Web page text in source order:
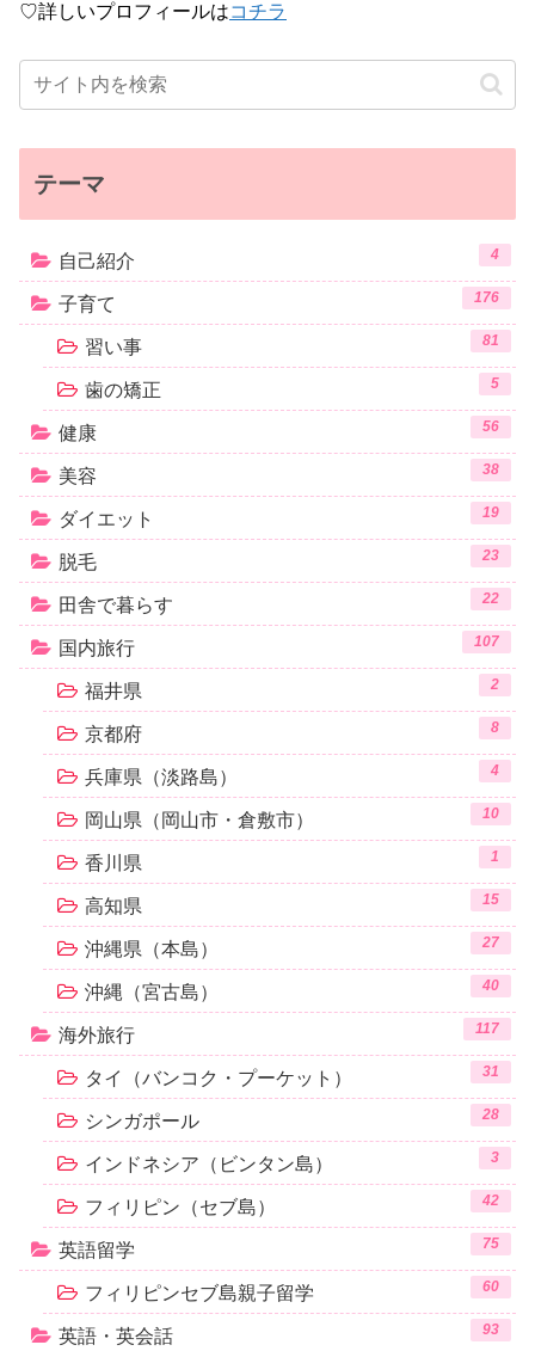
♡詳しいプロフィールはコチラ
テーマ
自己紹介 4
子育て 176
習い事 81
歯の矯正 5
健康 56
美容 38
ダイエット 19
脱毛 23
田舎で暮らす 22
国内旅行 107
福井県 2
京都府 8
兵庫県（淡路島） 4
岡山県（岡山市・倉敷市） 10
香川県 1
高知県 15
沖縄県（本島） 27
沖縄（宮古島） 40
海外旅行 117
タイ（バンコク・プーケット） 31
シンガポール 28
インドネシア（ビンタン島） 3
フィリピン（セブ島） 42
英語留学 75
フィリピンセブ島親子留学 60
英語・英会話 93